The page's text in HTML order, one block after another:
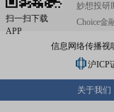
扫一扫下载
APP
妙想投研
Choice金
信息网络传播视
沪ICP
关于我们